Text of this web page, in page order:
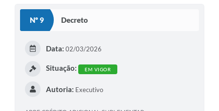
Nº 9 Decreto
Data: 02/03/2026
Situação: EM VIGOR
Autoria: Executivo